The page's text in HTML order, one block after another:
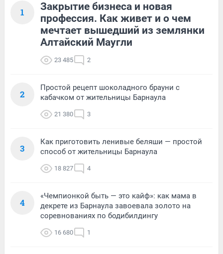
1
Закрытие бизнеса и новая
профессия. Как живет и о чем
мечтает вышедший из землянки
Алтайский Маугли
23 485 2
2
Простой рецепт шоколадного брауни с
кабачком от жительницы Барнаула
21 380 3
3
Как приготовить ленивые беляши — простой
способ от жительницы Барнаула
18 827 4
4
«Чемпионкой быть — это кайф»: как мама в
декрете из Барнаула завоевала золото на
соревнованиях по бодибилдингу
16 680 1